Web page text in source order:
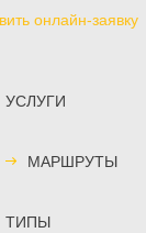
онлайн-заявку
УСЛУГИ
МАРШРУТЫ
ТИПЫ